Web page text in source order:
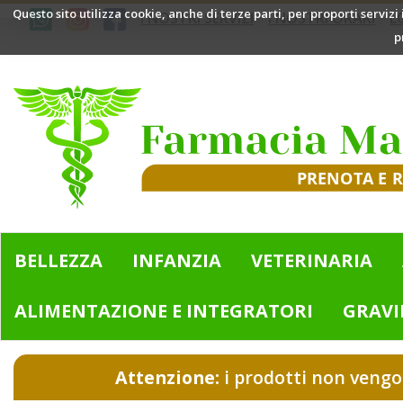
Passa
Questo sito utilizza cookie, anche di terze parti, per proporti
I NOSTRI SERVIZI I NOSTRI ORARI
Mazzini
Bologna
BELLEZZA INFANZIA VETERINARIA
ALIMENTAZIONE E INTEGRATORI
Attenzione: i prodotti non